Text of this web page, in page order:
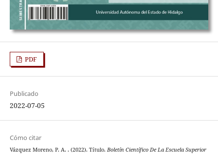
PDF
Publicado
2022-07-05
Cómo citar
Vázquez Moreno, P. A. . (2022). Título. Boletín Científico De La Escuela Superior